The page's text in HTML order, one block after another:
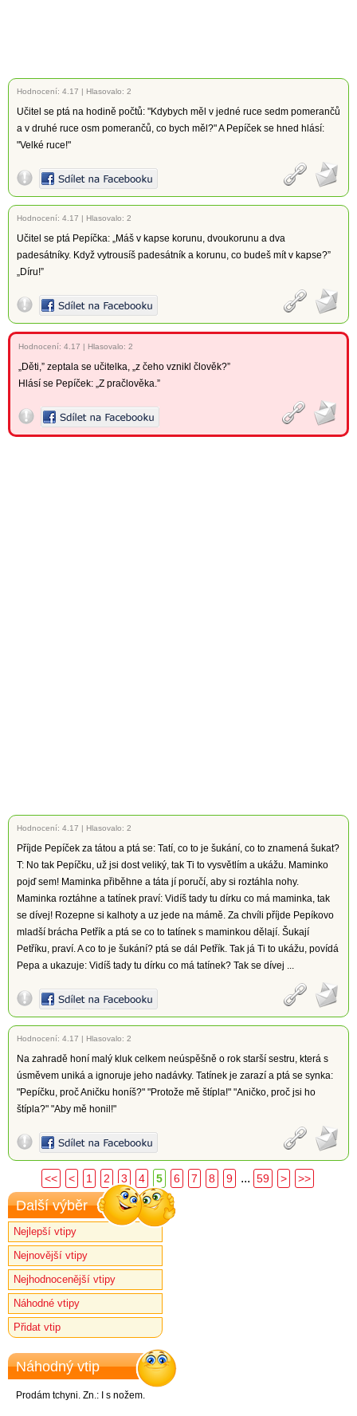
Hodnocení: 4.17 | Hlasovalo: 2
Učitel se ptá na hodině počtů: "Kdybych měl v jedné ruce sedm pomerančů
a v druhé ruce osm pomerančů, co bych měl?" A Pepíček se hned hlásí:
"Velké ruce!"
Hodnocení: 4.17 | Hlasovalo: 2
Učitel se ptá Pepíčka: „Máš v kapse korunu, dvoukorunu a dva
padesátníky. Když vytrousíš padesátník a korunu, co budeš mít v kapse?”
„Díru!”
Hodnocení: 4.17 | Hlasovalo: 2
„Děti,” zeptala se učitelka, „z čeho vznikl člověk?”
Hlásí se Pepíček: „Z pračlověka.”
Hodnocení: 4.17 | Hlasovalo: 2
Příjde Pepíček za tátou a ptá se: Tatí, co to je šukání, co to znamená šukat?
T: No tak Pepíčku, už jsi dost veliký, tak Ti to vysvětlím a ukážu. Maminko
pojď sem! Maminka přiběhne a táta jí poručí, aby si roztáhla nohy.
Maminka roztáhne a tatínek praví: Vidíš tady tu dírku co má maminka, tak
se dívej! Rozepne si kalhoty a uz jede na mámě. Za chvíli příjde Pepíkovo
mladší brácha Petřík a ptá se co to tatínek s maminkou dělají. Šukají
Petříku, praví. A co to je šukání? ptá se dál Petřík. Tak já Ti to ukážu, povídá
Pepa a ukazuje: Vidíš tady tu dírku co má tatínek? Tak se dívej ...
Hodnocení: 4.17 | Hlasovalo: 2
Na zahradě honí malý kluk celkem neúspěšně o rok starší sestru, která s
úsměvem uniká a ignoruje jeho nadávky. Tatínek je zarazí a ptá se synka:
"Pepíčku, proč Aničku honíš?" "Protože mě štípla!" "Aničko, proč jsi ho
štípla?" "Aby mě honil!"
<< < 1 2 3 4 5 6 7 8 9 ... 59 > >>
Další výběr
Nejlepší vtipy
Nejnovější vtipy
Nejhodnocenější vtipy
Náhodné vtipy
Přidat vtip
Náhodný vtip
Prodám tchyni. Zn.: I s nožem.